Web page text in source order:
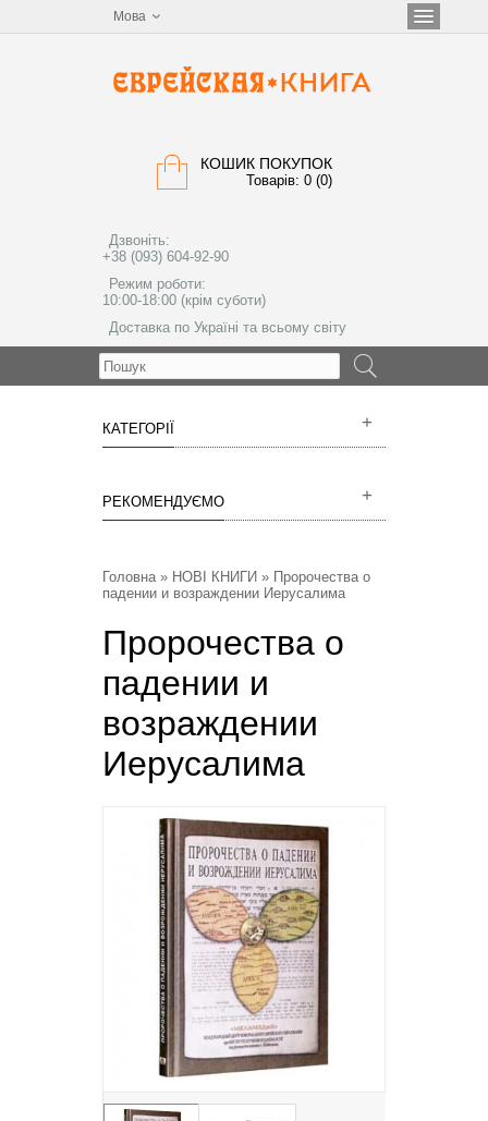
Мова
КОШИК ПОКУПОК
Товарів: 0 (0)
Дзвоніть:
+38 (093) 604-92-90
Режим роботи:
10:00-18:00 (крім суботи)
Доставка по Україні та всьому світу
КАТЕГОРІЇ
РЕКОМЕНДУЄМО
Головна» НОВІ КНИГИ » Пророчества о
падении и возраждении Иерусалима
Пророчества о
падении и
возраждении
Иерусалима